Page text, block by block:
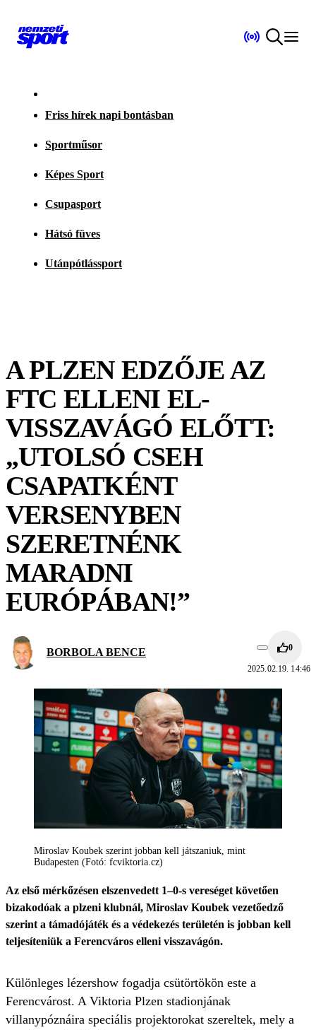
Friss hírek napi bontásban
Sportműsor
Képes Sport
Csupasport
Hátsó füves
Utánpótlássport
A PLZEN EDZŐJE AZ
FTC ELLENI EL-
VISSZAVÁGÓ ELŐTT:
„UTOLSÓ CSEH
CSAPATKÉNT
VERSENYBEN
SZERETNÉNK
MARADNI
EURÓPÁBAN!”
BORBOLA BENCE 0
2025.02.19. 14:46
Miroslav Koubek szerint jobban kell játszaniuk, mint
Budapesten (Fotó: fcviktoria.cz)
Az első mérkőzésen elszenvedett 1–0-s vereséget követően
bizakodóak a plzeni klubnál, Miroslav Koubek vezetőedző
szerint a támadójáték és a védekezés területén is jobban kell
teljesíteniük a Ferencváros elleni visszavágón.
Különleges lézershow fogadja csütörtökön este a
Ferencvárost. A Viktoria Plzen stadionjának
villanypóznáira speciális projektorokat szereltek, mely a